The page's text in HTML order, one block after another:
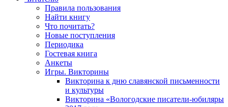
Правила пользования
Найти книгу
Что почитать?
Новые поступления
Периодика
Гостевая книга
Анкеты
Игры. Викторины
Викторина к дню славянской письменности
и культуры
Викторина «Вологодские писатели-юбиляры